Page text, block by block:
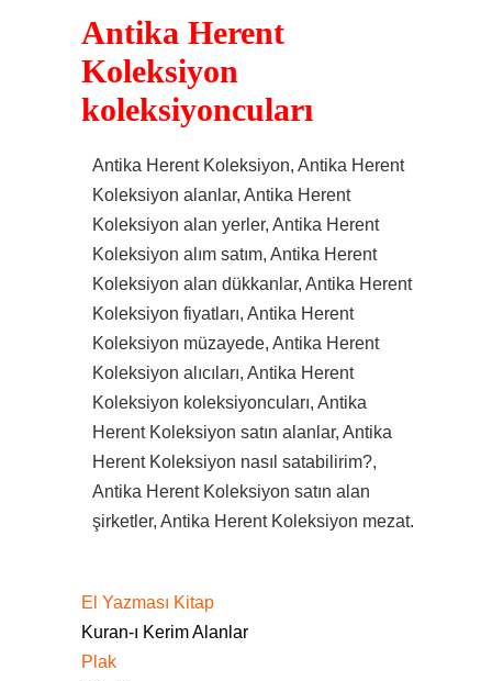
Antika Herent
Koleksiyon
koleksiyoncuları
Antika Herent Koleksiyon, Antika Herent
Koleksiyon alanlar, Antika Herent
Koleksiyon alan yerler, Antika Herent
Koleksiyon alım satım, Antika Herent
Koleksiyon alan dükkanlar, Antika Herent
Koleksiyon fiyatları, Antika Herent
Koleksiyon müzayede, Antika Herent
Koleksiyon alıcıları, Antika Herent
Koleksiyon koleksiyoncuları, Antika
Herent Koleksiyon satın alanlar, Antika
Herent Koleksiyon nasıl satabilirim?,
Antika Herent Koleksiyon satın alan
şirketler, Antika Herent Koleksiyon mezat.
El Yazması Kitap
Kuran-ı Kerim Alanlar
Plak